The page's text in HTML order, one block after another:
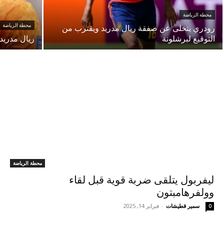
محطة الرياضة
رودري يتخلى عن صفقة ريال مدريد ويقترب من
التوقيع لبرشلونة
محطة الرياضة
ريال
محطة الرياضة
ليفربول يتلقى ضربة قوية قبل لقاء
وولفرهامبتون
سمير قطيشات - فبراير 14, 2025 0